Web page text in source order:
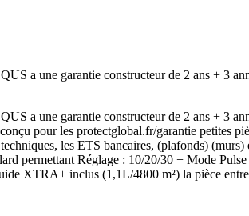
a une garantie constructeur de 2 ans + 3
a une garantie constructeur de 2 ans + 3
pour les protectglobal.fr/garantie petites
les ETS bancaires, (plafonds)
permettant Réglage : 10/20/30 + Mode
XTRA+ inclus (1,1L/4800 m²) la pièce